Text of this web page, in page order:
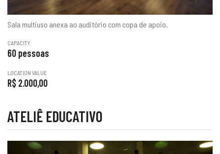
Sala multiuso anexa ao auditório com copa de apoio.
CAPACITY
60 pessoas
LOCATION VALUE
R$ 2.000,00
ATELIÊ EDUCATIVO